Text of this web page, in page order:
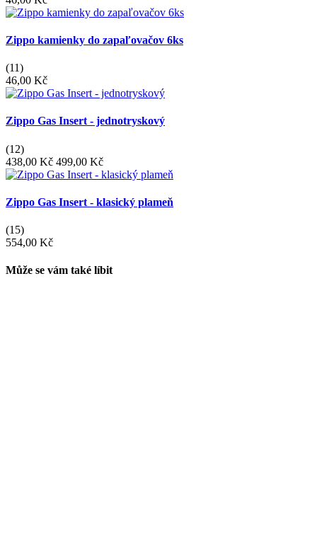
Zippo kamienky do zapaľovačov 6ks
(11)
46,00 Kč
Zippo Gas Insert - jednotryskový
(12)
438,00 Kč 499,00 Kč
Zippo Gas Insert - klasický plameň
(15)
554,00 Kč
Může se vám také líbit